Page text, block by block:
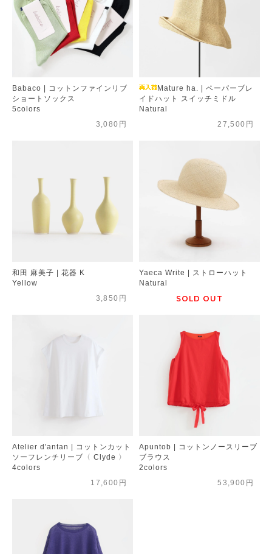
Babaco | コットンファインリブ
ショートソックス
5colors
3,080円
Mature ha. | ペーパーブレ
イドハット スイッチミドル
Natural
27,500円
和田 麻美子 | 花器 K
Yellow
3,850円
Yaeca Write | ストローハット
Natural
SOLD OUT
Atelier d'antan | コットンカット
ソーフレンチリーブ〈 Clyde 〉
4colors
17,600円
Apuntob | コットンノースリーブ
ブラウス
2colors
53,900円